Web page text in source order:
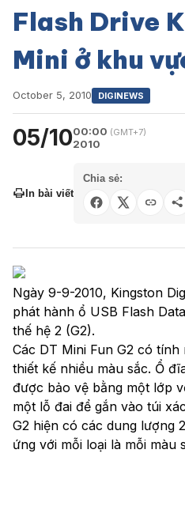
Flash Drive
Mini ở khu
October 5, 2010 DIGINEWS
05/1000:00 (GMT+7)
2010
In bài viết
Chia sẻ:
Ngày 9-9-2010, Kingston
phát hành ổ USB Flash
thế hệ 2 (G2).
Các DT Mini Fun G2 có
thiết kế nhiều màu sắc. Ổ
được bảo vệ bằng một lớp
một lỗ đai để gắn vào túi
G2 hiện có các dung lượng
ứng với mỗi loại là mỗi màu